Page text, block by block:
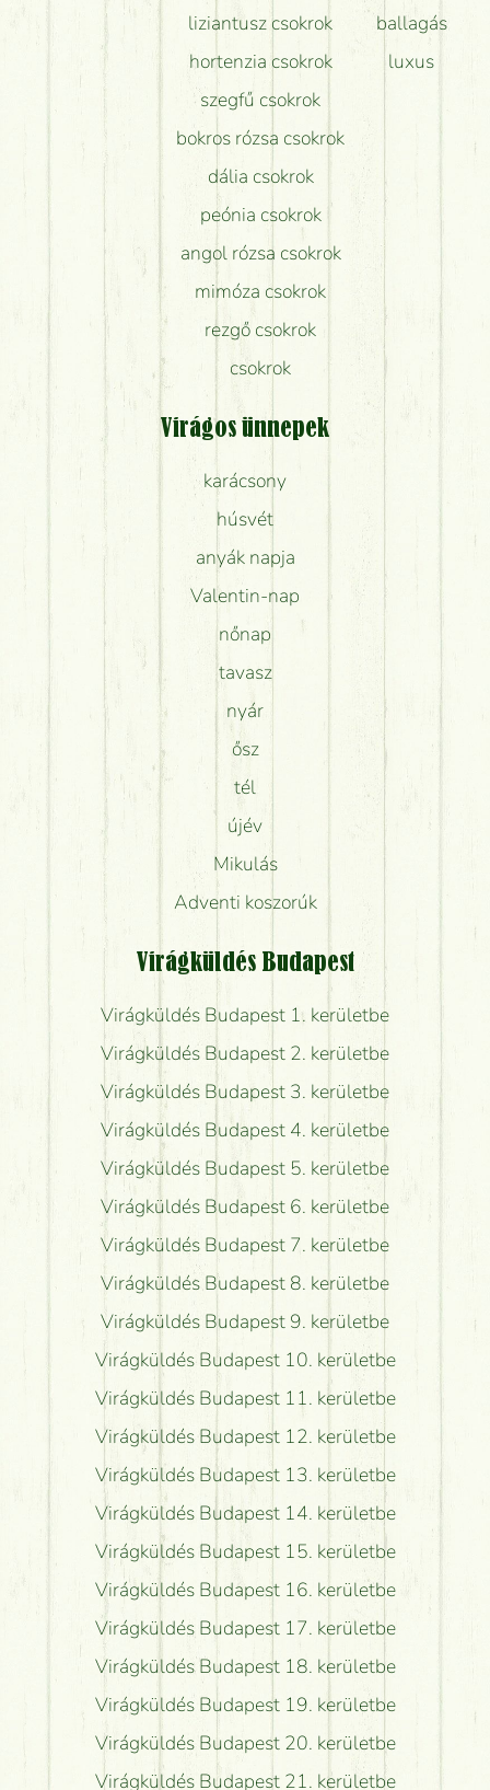
liziantusz csokrok
hortenzia csokrok
szegfű csokrok
bokros rózsa csokrok
dália csokrok
peónia csokrok
angol rózsa csokrok
mimóza csokrok
rezgő csokrok
csokrok
ballagás
luxus
Virágos ünnepek
karácsony
húsvét
anyák napja
Valentin-nap
nőnap
tavasz
nyár
ősz
tél
újév
Mikulás
Adventi koszorúk
Virágküldés Budapest
Virágküldés Budapest 1. kerületbe
Virágküldés Budapest 2. kerületbe
Virágküldés Budapest 3. kerületbe
Virágküldés Budapest 4. kerületbe
Virágküldés Budapest 5. kerületbe
Virágküldés Budapest 6. kerületbe
Virágküldés Budapest 7. kerületbe
Virágküldés Budapest 8. kerületbe
Virágküldés Budapest 9. kerületbe
Virágküldés Budapest 10. kerületbe
Virágküldés Budapest 11. kerületbe
Virágküldés Budapest 12. kerületbe
Virágküldés Budapest 13. kerületbe
Virágküldés Budapest 14. kerületbe
Virágküldés Budapest 15. kerületbe
Virágküldés Budapest 16. kerületbe
Virágküldés Budapest 17. kerületbe
Virágküldés Budapest 18. kerületbe
Virágküldés Budapest 19. kerületbe
Virágküldés Budapest 20. kerületbe
Virágküldés Budapest 21. kerületbe